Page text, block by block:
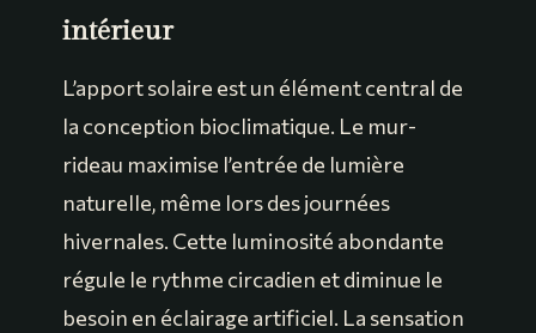
intérieur
L’apport solaire est un élément central de
la conception bioclimatique. Le mur-
rideau maximise l’entrée de lumière
naturelle, même lors des journées
hivernales. Cette luminosité abondante
régule le rythme circadien et diminue le
besoin en éclairage artificiel. La sensation